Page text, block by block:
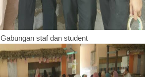
Gabungan staf dan student